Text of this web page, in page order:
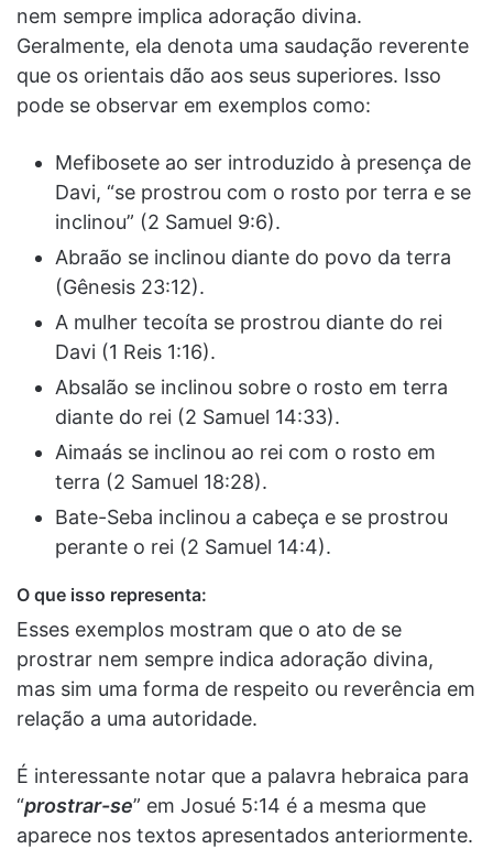
nem sempre implica adoração divina.
Geralmente, ela denota uma saudação reverente
que os orientais dão aos seus superiores. Isso
pode se observar em exemplos como:
Mefibosete ao ser introduzido à presença de
Davi, “se prostrou com o rosto por terra e se
inclinou” (2 Samuel 9:6).
Abraão se inclinou diante do povo da terra
(Gênesis 23:12).
A mulher tecoíta se prostrou diante do rei
Davi (1 Reis 1:16).
Absalão se inclinou sobre o rosto em terra
diante do rei (2 Samuel 14:33).
Aimaás se inclinou ao rei com o rosto em
terra (2 Samuel 18:28).
Bate-Seba inclinou a cabeça e se prostrou
perante o rei (2 Samuel 14:4).
O que isso representa:
Esses exemplos mostram que o ato de se
prostrar nem sempre indica adoração divina,
mas sim uma forma de respeito ou reverência em
relação a uma autoridade.
É interessante notar que a palavra hebraica para
“prostrar-se” em Josué 5:14 é a mesma que
aparece nos textos apresentados anteriormente.